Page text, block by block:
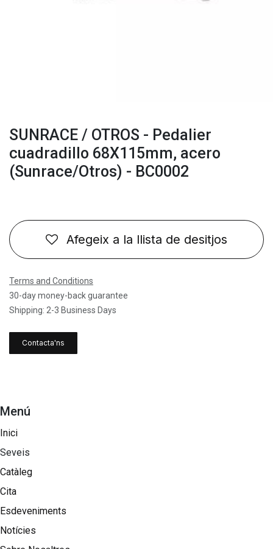
SUNRACE / OTROS - Pedalier
cuadradillo 68X115mm, acero
(Sunrace/Otros) - BC0002
Afegeix a la llista de desitjos
Terms and Conditions
30-day money-back guarantee
Shipping: 2-3 Business Days
Contacta'ns
Menú
Inici
Seveis
Catàleg
Cita
Esdeveniments
Notícies